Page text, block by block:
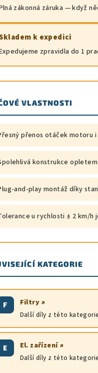
zákonná záruka — když
k expedici
zpravidla do 1
VLASTNOSTI
přenos otáček motoru
konstrukce
montáž díky
u rychlosti ± 2 km/h
KATEGORIE
F Filtry ↗
Další díly z této kategorie
E El. zařízení ↗
Další díly z této kategorie